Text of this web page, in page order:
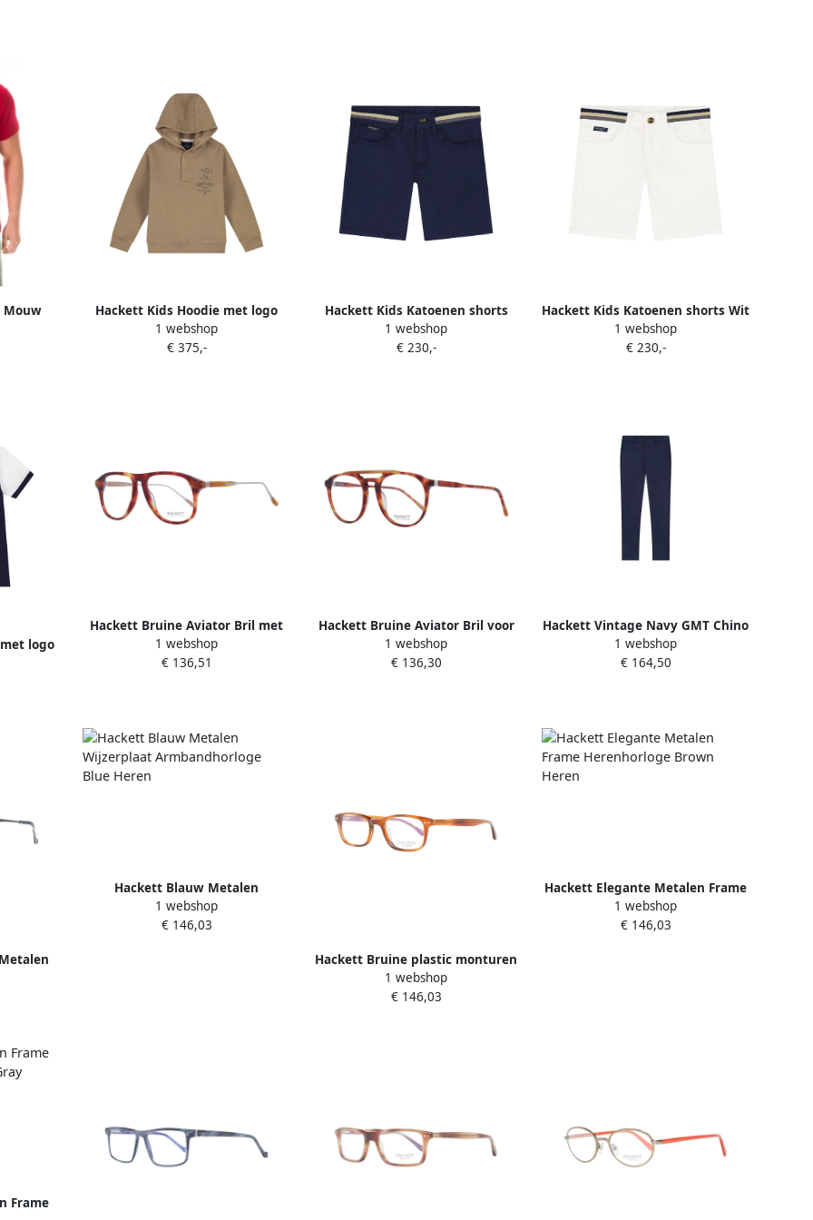
Mouw
Hackett Kids Hoodie met logo
Beige
1 webshop
€ 375,-
Hackett Kids Katoenen shorts
Blauw
1 webshop
€ 230,-
Hackett Kids Katoenen shorts Wit
1 webshop
€ 230,-
logo
Hackett Bruine Aviator Bril met
Demo Lenzen Brown Heren
1 webshop
€ 136,51
Hackett Bruine Aviator Bril voor
Mannen Brown Heren
1 webshop
€ 136,30
Hackett Vintage Navy GMT Chino
Broek Blue Heren
1 webshop
€ 164,50
Hackett Blauw Metalen
Wijzerplaat Armbandhorloge
Blue Heren
1 webshop
€ 146,03
Hackett Bruine plastic monturen
met zonnestraalbedel Brown
Heren
1 webshop
€ 146,03
Hackett Elegante Metalen Frame
Herenhorloge Brown Heren
1 webshop
€ 146,03
Frame